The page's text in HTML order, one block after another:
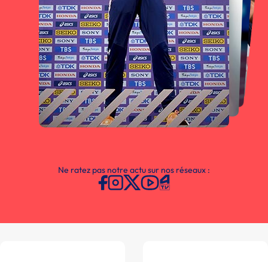
Ne ratez pas notre actu sur nos réseaux :